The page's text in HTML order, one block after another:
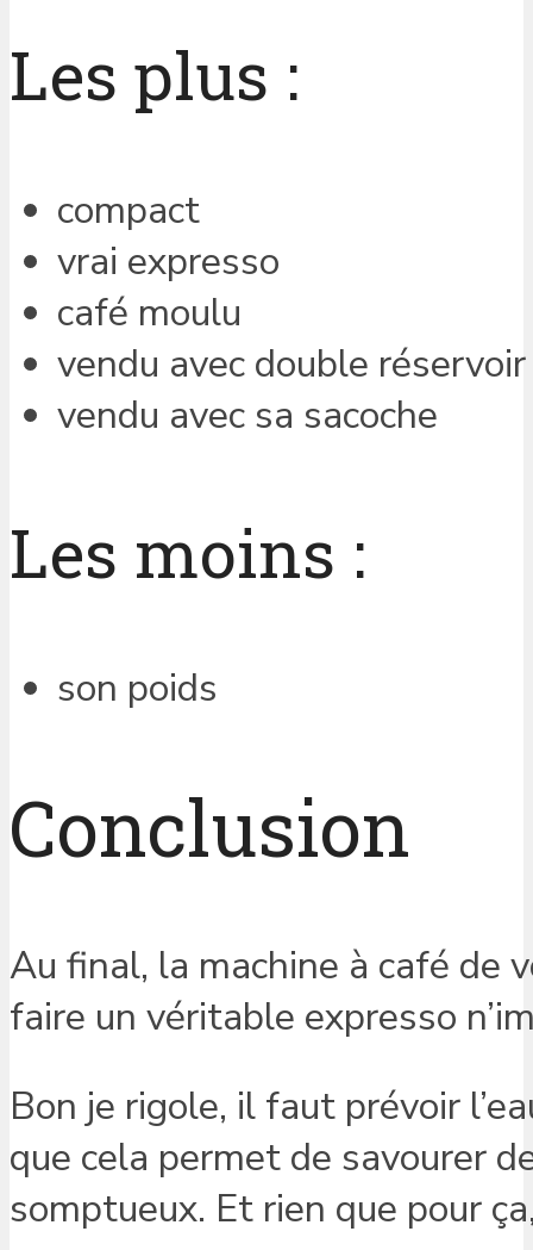
Les plus :
compact
vrai expresso
café moulu
vendu avec double réservoir
vendu avec sa sacoche
Les moins :
son poids
Conclusion
Au final, la machine à café de
faire un véritable expresso
Bon je rigole, il faut prévoir
que cela permet de savourer
somptueux. Et rien que pour